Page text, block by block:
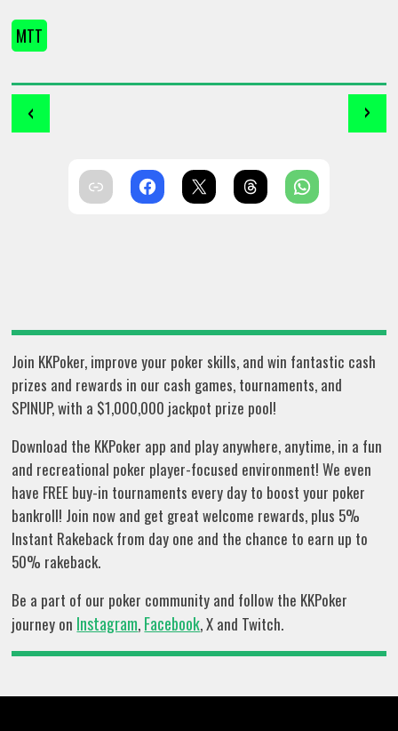
MTT
‹ ›
Join KKPoker, improve your poker skills, and win fantastic cash
prizes and rewards in our cash games, tournaments, and
SPINUP, with a $1,000,000 jackpot prize pool!
Download the KKPoker app and play anywhere, anytime, in a fun
and recreational poker player-focused environment! We even
have FREE buy-in tournaments every day to boost your poker
bankroll! Join now and get great welcome rewards, plus 5%
Instant Rakeback from day one and the chance to earn up to
50% rakeback.
Be a part of our poker community and follow the KKPoker
journey on Instagram, Facebook, X and Twitch.